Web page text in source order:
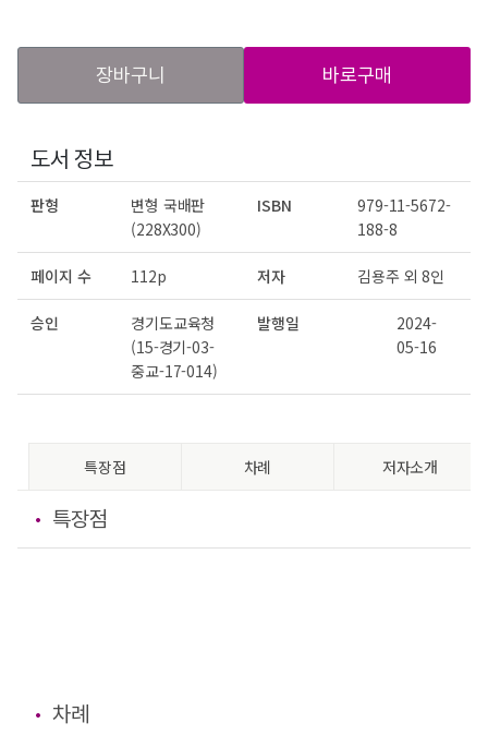
장바구니 바로구매
도서 정보
판형
변형 국배판
(228X300)
ISBN
979-11-5672-
188-8
페이지 수 112p 저자 김용주 외 8인
승인
경기도교육청
(15-경기-03-
중교-17-014)
발행일
2024-
05-16
특장점 차례 저자소개
특장점
차례